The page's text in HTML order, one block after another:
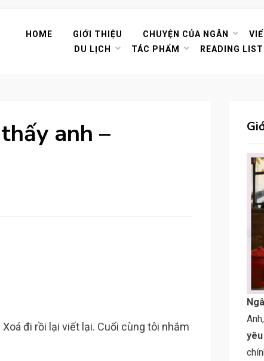
HOME GIỚI THIỆU CHUYỆN CỦA NGÂN
DU LỊCH
TÁC PHẨM READING LIST
anh –
đi rồi lại viết lại. Cuối cùng tôi nhắm
N